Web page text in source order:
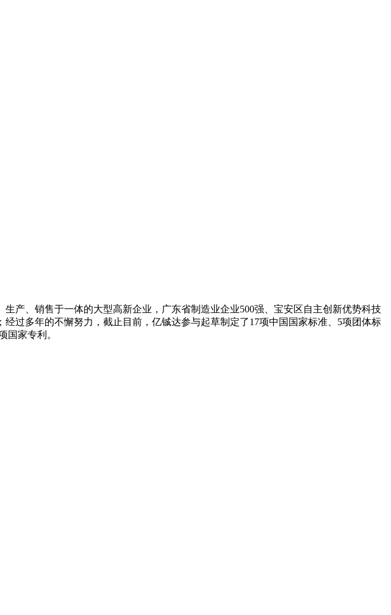
产、销售于一体的大型高新企业，广东省制造业企业500强、宝安区自主创新优势科技
过多年的不懈努力，截止目前，亿铖达参与起草制定了17项中国国家标准、5项团体标
国家专利。